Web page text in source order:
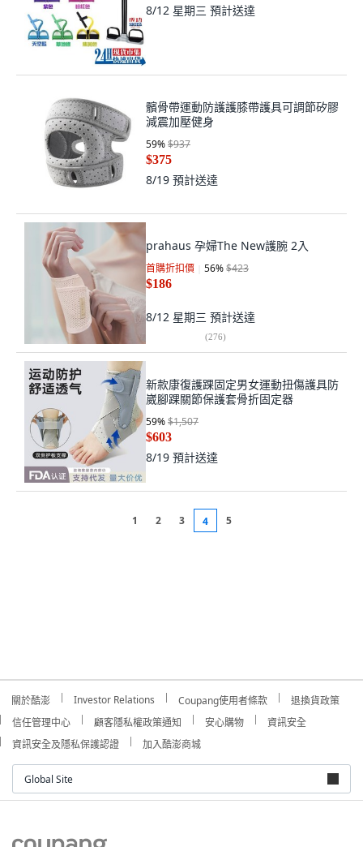
8/12 星期三 預計送達
髕骨帶運動防護護膝帶護具可調節矽膠
減震加壓健身
59%$937
$375
8/19 預計送達
prahaus 孕婦The New護腕 2入
首購折扣價 56%$423
$186
8/12 星期三 預計送達
(276)
新款康復護踝固定男女運動扭傷護具防
崴腳踝關節保護套骨折固定器
59%$1,507
$603
8/19 預計送達
1 2 3 4 5
關於酷澎 Investor Relations Coupang使用者條款
退換貨政策
信任管理中心
顧客隱私權政策通知 安心購物
資訊安全
資訊安全及隱私保護認證
加入酷澎商城
Global Site